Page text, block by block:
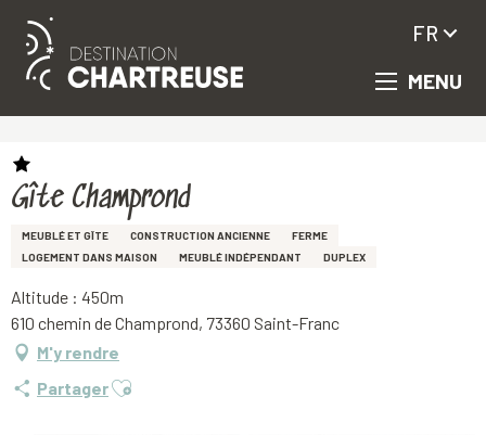
Aller
principal
MENU
FR
Gîte Champrond
MEUBLÉ ET GÎTE CONSTRUCTION ANCIENNE
FERME
LOGEMENT DANS MAISON
MEUBLÉ INDÉPENDANT DUPLEX
Altitude : 450m
610 chemin de Champrond, 73360 Saint-Franc
M'y rendre
PartagerAjouter aux favoris